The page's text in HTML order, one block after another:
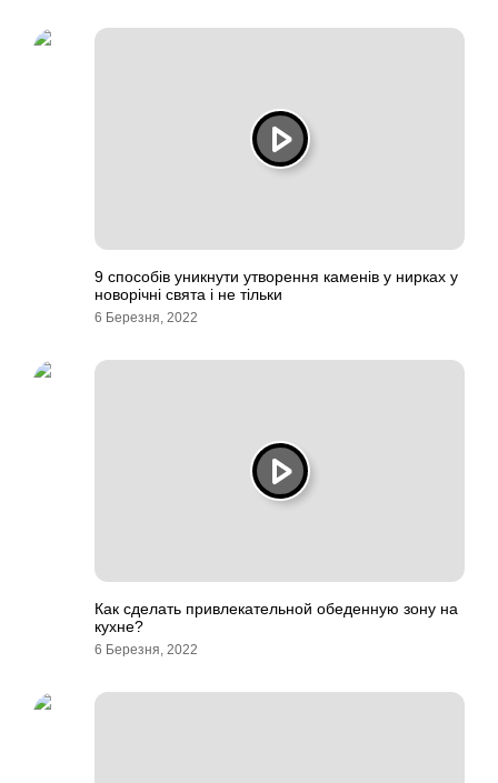
9 способів уникнути утворення каменів у нирках у
новорічні свята і не тільки
6 Березня, 2022
Как сделать привлекательной обеденную зону на
кухне?
6 Березня, 2022